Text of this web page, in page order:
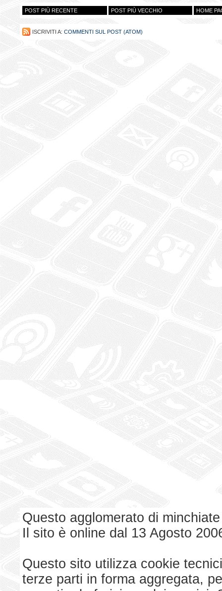
POST PIÙ RECENTE POST PIÙ VECCHIO HOME
ISCRIVITI A: COMMENTI SUL POST (ATOM)
Questo agglomerato di
Il sito è online dal 13 Agosto
Questo sito utilizza cookie
terze parti in forma aggregata,